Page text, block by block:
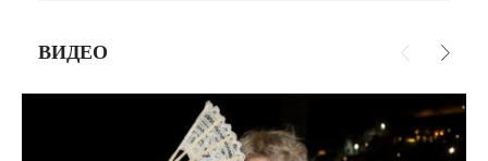
ВИДЕО